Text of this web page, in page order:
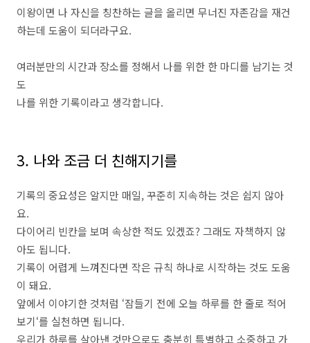
이왕이면 나 자신을 칭찬하는 글을 올리면 무너진 자존감을 재건
하는데 도움이 되더라구요.
여러분만의 시간과 장소를 정해서 나를 위한 한 마디를 남기는 것
도
나를 위한 기록이라고 생각합니다.
3. 나와 조금 더 친해지기를
기록의 중요성은 알지만 매일, 꾸준히 지속하는 것은 쉽지 않아
요.
다이어리 빈칸을 보며 속상한 적도 있겠죠? 그래도 자책하지 않
아도 됩니다.
기록이 어렵게 느껴진다면 작은 규칙 하나로 시작하는 것도 도움
이 돼요.
앞에서 이야기한 것처럼 ‘잠들기 전에 오늘 하루를 한 줄로 적어
보기‘를 실천하면 됩니다.
우리가 하루를 살아낸 것만으로도 충분히 특별하고 소중하고 가